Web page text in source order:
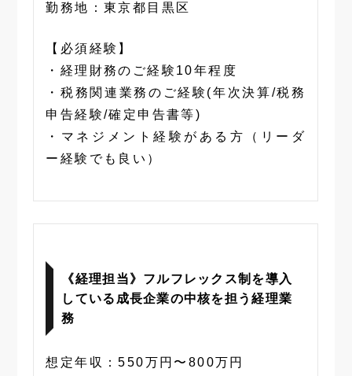
勤務地：東京都目黒区
【必須経験】
・経理財務のご経験10年程度
・税務関連業務のご経験(年次決算/税務
申告経験/確定申告書等)
・マネジメント経験がある方（リーダ
ー経験でも良い）
《経理担当》フルフレックス制を導入
している成長企業の中核を担う経理業
務
想定年収：550万円〜800万円